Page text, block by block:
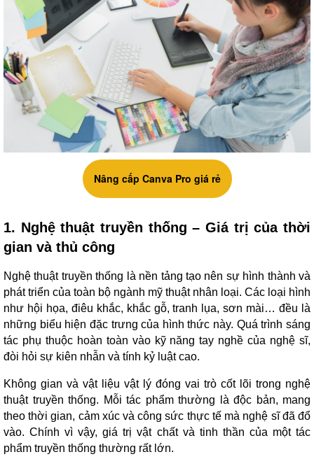
Nâng cấp Canva Pro giá rẻ
1. Nghệ thuật truyền thống – Giá trị của thời
gian và thủ công
Nghệ thuật truyền thống là nền tảng tạo nên sự hình thành và
phát triển của toàn bộ ngành mỹ thuật nhân loại. Các loại hình
như hội họa, điêu khắc, khắc gỗ, tranh lụa, sơn mài… đều là
những biểu hiện đặc trưng của hình thức này. Quá trình sáng
tác phụ thuộc hoàn toàn vào kỹ năng tay nghề của nghệ sĩ,
đòi hỏi sự kiên nhẫn và tính kỷ luật cao.
Không gian và vật liệu vật lý đóng vai trò cốt lõi trong nghệ
thuật truyền thống. Mỗi tác phẩm thường là độc bản, mang
theo thời gian, cảm xúc và công sức thực tế mà nghệ sĩ đã đổ
vào. Chính vì vậy, giá trị vật chất và tinh thần của một tác
phẩm truyền thống thường rất lớn.